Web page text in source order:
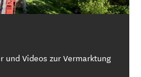
und Videos zur Vermarktung